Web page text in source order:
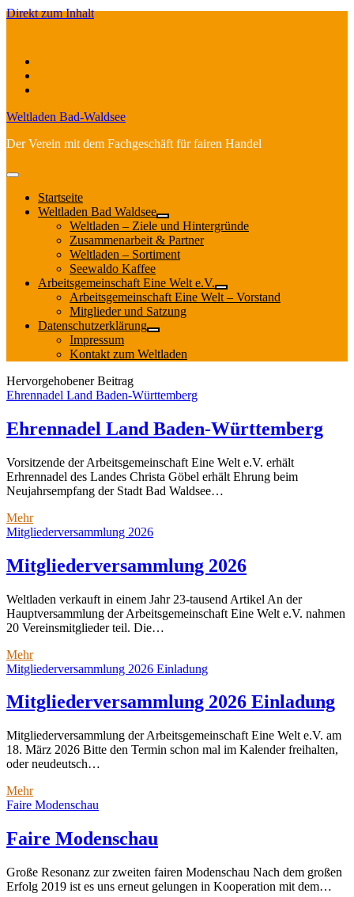
Direkt zum Inhalt
Weltladen Bad-Waldsee
Der Verein mit dem Fachgeschäft für fairen Handel
open
Startseite
Weltladen Bad Waldsee
Offene
Drop-
Down-
Menü
Weltladen – Ziele und Hintergründe
Zusammenarbeit & Partner
Weltladen – Sortiment
Seewaldo Kaffee
Arbeitsgemeinschaft Eine Welt e.V.
Offene
Drop-
Arbeitsgemeinschaft Eine Welt – Vorstand
Mitglieder und Satzung
Datenschutzerklärung
Offene
Down-
Impressum
Kontakt zum Weltladen
Weltladen
Bad-
Waldsee
Hervorgehobener Beitrag
Ehrennadel Land Baden-Württemberg
Ehrennadel Land Baden-Württemberg
Vorsitzende der Arbeitsgemeinschaft Eine Welt e.V. erhält
Erhrennadel des Landes Christa Göbel erhält Ehrung beim
Neujahrsempfang der Stadt Bad Waldsee…
MehrEhrennadel
Land
Württemberg
Mitgliederversammlung 2026
Mitgliederversammlung 2026
Weltladen verkauft in einem Jahr 23-tausend Artikel An der
Hauptversammlung der Arbeitsgemeinschaft Eine Welt e.V. nahmen
20 Vereinsmitglieder teil. Die…
MehrMitgliederversammlung
2026
Mitgliederversammlung 2026 Einladung
Mitgliederversammlung 2026 Einladung
Mitgliederversammlung der Arbeitsgemeinschaft Eine Welt e.V. am
18. März 2026 Bitte den Termin schon mal im Kalender freihalten,
oder neudeutsch…
MehrMitgliederversammlung
2026
Faire Modenschau
Faire Modenschau
Große Resonanz zur zweiten fairen Modenschau Nach dem großen
Erfolg 2019 ist es uns erneut gelungen in Kooperation mit dem…